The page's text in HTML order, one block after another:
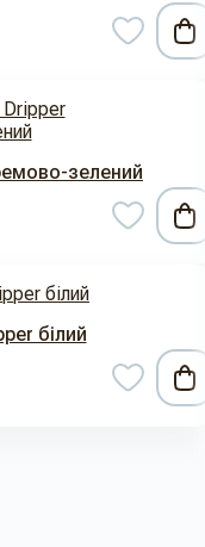
зелений
білий